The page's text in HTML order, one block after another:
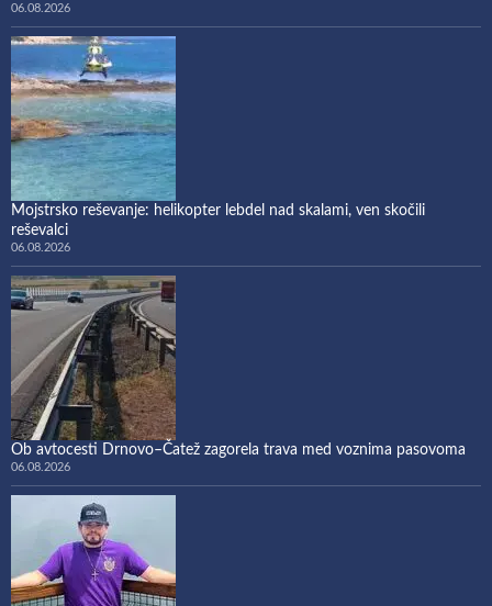
06.08.2026
Mojstrsko reševanje: helikopter lebdel nad skalami, ven skočili
reševalci
06.08.2026
Ob avtocesti Drnovo–Čatež zagorela trava med voznima pasovoma
06.08.2026